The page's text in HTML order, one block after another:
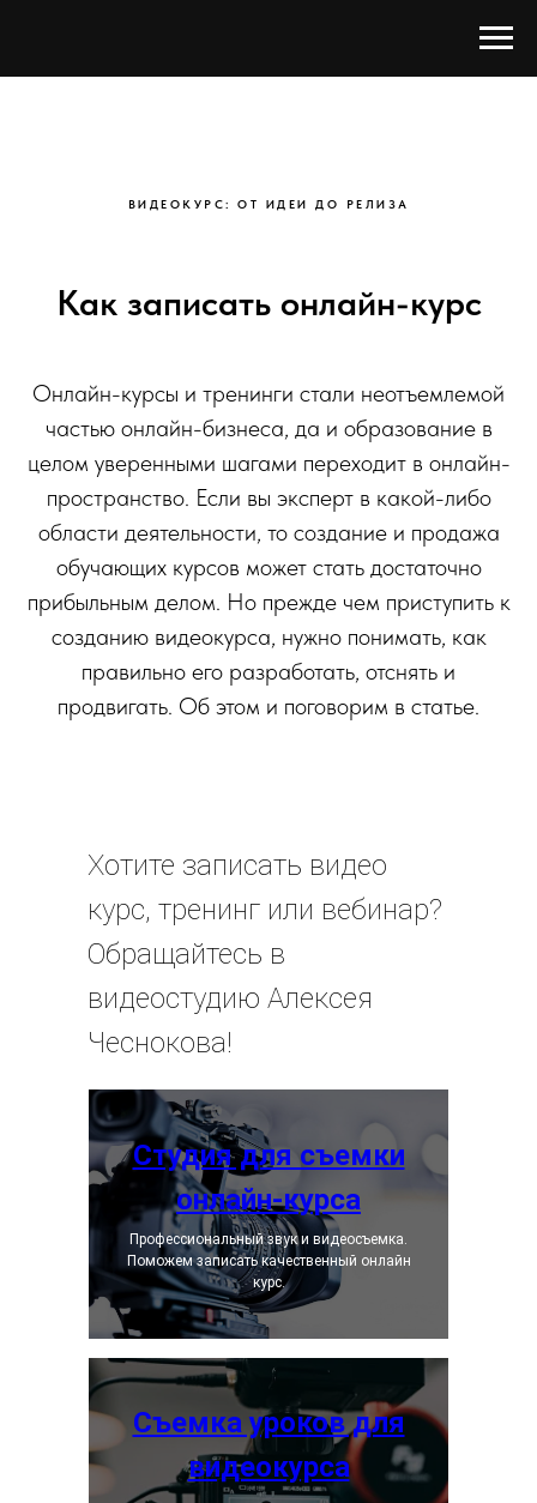
ВИДЕОКУРС: ОТ ИДЕИ ДО РЕЛИЗА
Как записать онлайн-курс
Онлайн-курсы и тренинги стали неотъемлемой
частью онлайн-бизнеса, да и образование в
целом уверенными шагами переходит в онлайн-
пространство. Если вы эксперт в какой-либо
области деятельности, то создание и продажа
обучающих курсов может стать достаточно
прибыльным делом. Но прежде чем приступить к
созданию видеокурса, нужно понимать, как
правильно его разработать, отснять и
продвигать. Об этом и поговорим в статье.
Студия для съемки
онлайн-курса
Профессиональный звук и видеосъемка.
Поможем записать качественный онлайн
курс.
Съемка уроков для
видеокурса
Хотите записать видео
курс, тренинг или вебинар?
Обращайтесь в
видеостудию Алексея
Чеснокова!